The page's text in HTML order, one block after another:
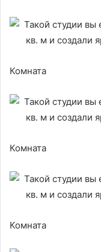
Комната
Комната
Комната